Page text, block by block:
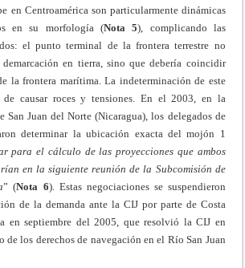
en Centroamérica son particularmente dinámicas
en su morfología (Nota 5), complicando las
el punto terminal de la frontera terrestre no
demarcación en tierra, sino que debería coincidir
la frontera marítima. La indeterminación de este
de causar roces y tensiones. En el 2003, en la
San Juan del Norte (Nicaragua), los delegados de
determinar la ubicación exacta del mojón 1
para el cálculo de las proyecciones que ambos
en la siguiente reunión de la Subcomisión de
” (Nota 6). Estas negociaciones se suspendieron
de la demanda ante la CIJ por parte de Costa
en septiembre del 2005, que resolvió la CIJ en
los derechos de navegación en el Río San Juan